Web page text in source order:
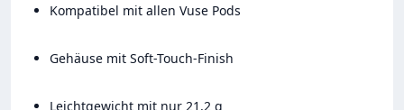
Kompatibel mit allen Vuse Pods
Gehäuse mit Soft-Touch-Finish
Leichtgewicht mit nur 21,2 g